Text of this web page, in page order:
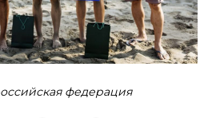
федерация